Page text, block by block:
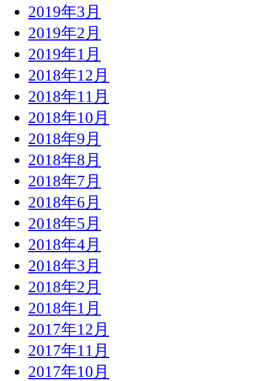
2019年3月
2019年2月
2019年1月
2018年12月
2018年11月
2018年10月
2018年9月
2018年8月
2018年7月
2018年6月
2018年5月
2018年4月
2018年3月
2018年2月
2018年1月
2017年12月
2017年11月
2017年10月